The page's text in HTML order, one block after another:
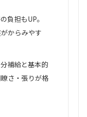
負担もUP。
からみやす
補給と基本的
さ・張りが格